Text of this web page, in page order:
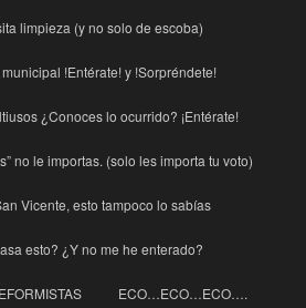
limpieza (y no solo de escoba)
!Entérate! y !Sorpréndete!
¿Conoces lo ocurrido? ¡Entérate!
no le importas. (solo les importa tu voto)
Vicente, esto tampoco lo sabías
esto? ¿Y no me he enterado?
ECO…ECO…ECO….